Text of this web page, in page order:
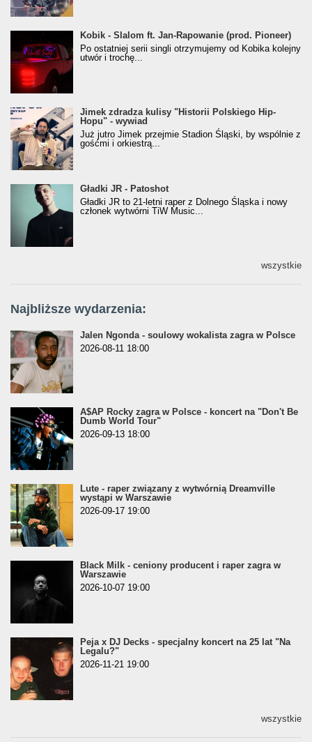
Kobik - Slalom ft. Jan-Rapowanie (prod. Pioneer)
[Official Music Visualiser]
Kobik - Slalom ft. Jan-Rapowanie (prod. Pioneer)
Po ostatniej serii singli otrzymujemy od Kobika kolejny
utwór i trochę...
Jimek zdradza kulisy "Historii Polskiego Hip-
Hopu" - wywiad
Jimek zdradza kulisy "Historii Polskiego Hip-
Hopu" - wywiad
Już jutro Jimek przejmie Stadion Śląski, by wspólnie z
gośćmi i orkiestrą...
Gładki JR - Patoshot
Gładki JR - Patoshot
Gładki JR to 21-letni raper z Dolnego Śląska i nowy
członek wytwórni TiW Music...
wszystkie
Najbliższe wydarzenia:
Jalen Ngonda - soulowy wokalista zagra w Polsce
2026-08-11 18:00
A$AP Rocky zagra w Polsce - koncert na "Don't Be
Dumb World Tour"
2026-09-13 18:00
Lute - raper związany z wytwórnią Dreamville
wystąpi w Warszawie
2026-09-17 19:00
Black Milk - ceniony producent i raper zagra w
Warszawie
2026-10-07 19:00
Peja x DJ Decks - specjalny koncert na 25 lat "Na
Legalu?"
2026-11-21 19:00
wszystkie